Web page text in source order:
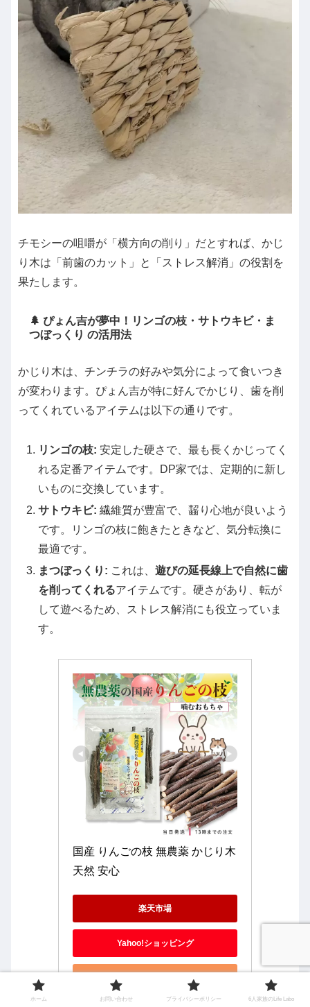
チモシーの咀嚼が「横方向の削り」だとすれば、かじ
り木は「前歯のカット」と「ストレス解消」の役割を
果たします。
🌲 ぴょん吉が夢中！リンゴの枝・サトウキビ・ま
つぼっくり の活用法
かじり木は、チンチラの好みや気分によって食いつき
が変わります。ぴょん吉が特に好んでかじり、歯を削
ってくれているアイテムは以下の通りです。
リンゴの枝: 安定した硬さで、最も長くかじってく
れる定番アイテムです。DP家では、定期的に新し
いものに交換しています。
サトウキビ: 繊維質が豊富で、齧り心地が良いよう
です。リンゴの枝に飽きたときなど、気分転換に
最適です。
まつぼっくり: これは、遊びの延長線上で自然に歯
を削ってくれるアイテムです。硬さがあり、転が
して遊べるため、ストレス解消にも役立っていま
す。
国産 りんごの枝 無農薬 かじり木
天然 安心
楽天市場
Yahoo!ショッピング
ホーム お問い合わせ プライバシーポリシー 6人家族のLife Labo